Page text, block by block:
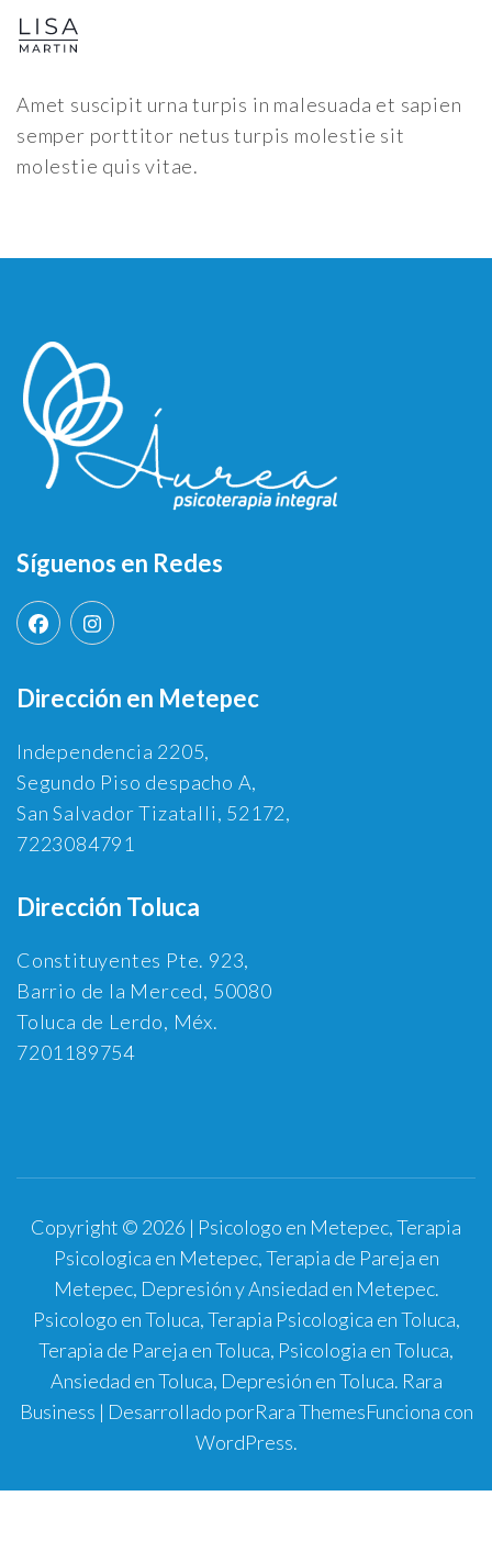
Amet suscipit urna turpis in malesuada et sapien
semper porttitor netus turpis molestie sit
molestie quis vitae.
Síguenos en Redes
Dirección en Metepec
Independencia 2205,
Segundo Piso despacho A,
San Salvador Tizatalli, 52172,
7223084791
Dirección Toluca
Constituyentes Pte. 923,
Barrio de la Merced, 50080
Toluca de Lerdo, Méx.
7201189754
Copyright © 2026 | Psicologo en Metepec, Terapia
Psicologica en Metepec, Terapia de Pareja en
Metepec, Depresión y Ansiedad en Metepec.
Psicologo en Toluca, Terapia Psicologica en Toluca,
Terapia de Pareja en Toluca, Psicologia en Toluca,
Ansiedad en Toluca, Depresión en Toluca. Rara
Business | Desarrollado porRara ThemesFunciona con
WordPress.